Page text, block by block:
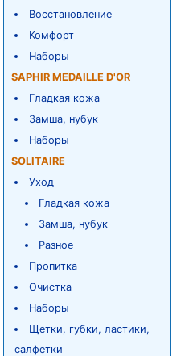
Восстановление
Комфорт
Наборы
SAPHIR MEDAILLE D'OR
Гладкая кожа
Замша, нубук
Наборы
SOLITAIRE
Уход
Гладкая кожа
Замша, нубук
Разное
Пропитка
Очистка
Наборы
Щетки, губки, ластики,
салфетки